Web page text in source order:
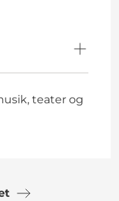
teater og